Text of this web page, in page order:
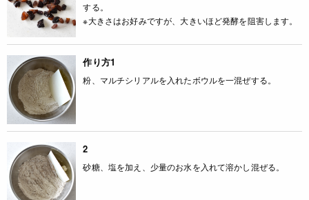
する。
※大きさはお好みですが、大きいほど発酵を阻害します。
作り方1
粉、マルチシリアルを入れたボウルを一混ぜする。
2
砂糖、塩を加え、少量のお水を入れて溶かし混ぜる。